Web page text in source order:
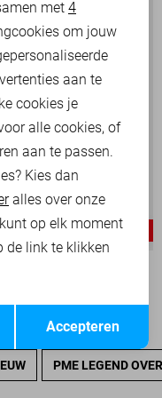
PME LEGEND
Opslaan
met 4
om jouw
aan te
cookies je
alle cookies, of
aan te passen.
Kies dan
alles over onze
op elk moment
de link te klikken
Accepteren